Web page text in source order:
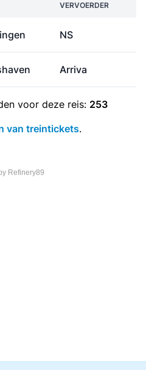
VERVOERDER
NS
Arriva
voor deze reis: 253
van treintickets.
Refinery89